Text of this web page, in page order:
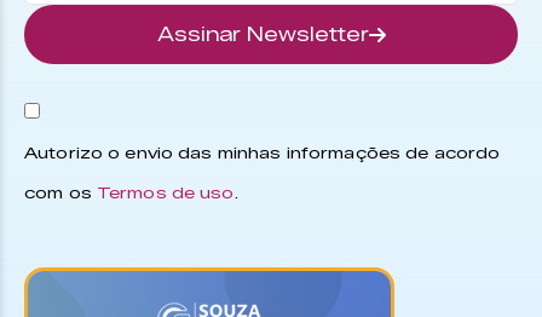
Assinar Newsletter
Autorizo o envio das minhas informações de acordo
com os Termos de uso.